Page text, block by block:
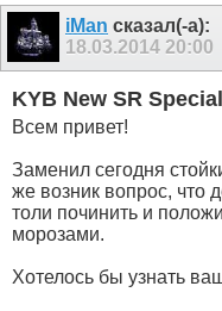
iMan сказал(-а):
18.03.2014 20:00
KYB New SR Special
Всем привет!
Заменил сегодня
же возник вопрос, что
толи починить и
морозами.
Хотелось бы узнать